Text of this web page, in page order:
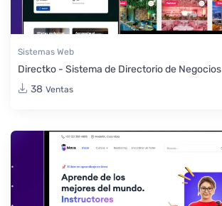
Sistemas Web
Directko - Sistema de Directorio de Negocios
38 Ventas